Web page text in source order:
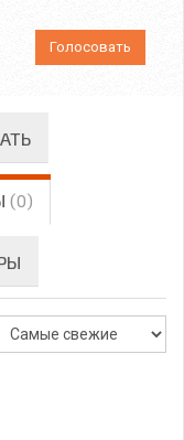
Голосовать
(0)